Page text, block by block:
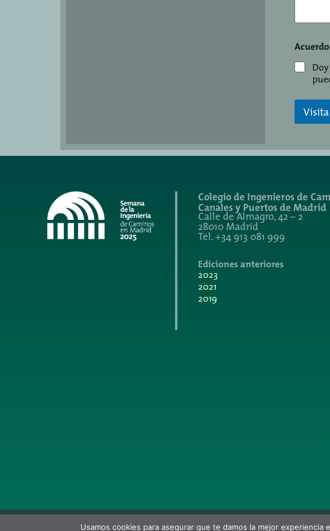
Acuerdo
Colegio de Ingenieros de
Canales y Puertos de Madrid
Calle de Almagro, 42 – 2
28010 Madrid
Tel. +34 913 081 999
Ediciones anteriores
2023
2021
2019
Usamos cookies para asegurar que te damos la mejor